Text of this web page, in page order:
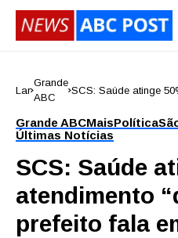
Lar
Grande
ABC
SCS: Saúde atinge
Grande ABCMaisPolítica
Últimas Notícias
SCS: Saúde
atendimento
prefeito fala